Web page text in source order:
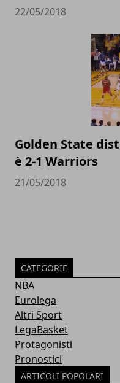
22/05/2018
Golden State
è 2-1 Warriors
21/05/2018
CATEGORIE
NBA
Eurolega
Altri Sport
LegaBasket
Protagonisti
Pronostici
ARTICOLI POPOLARI